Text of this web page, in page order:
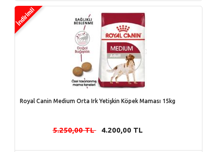
Royal Canin Medium Orta Irk Yetişkin Köpek Maması 15kg
5.250,00 TL- 4.200,00 TL